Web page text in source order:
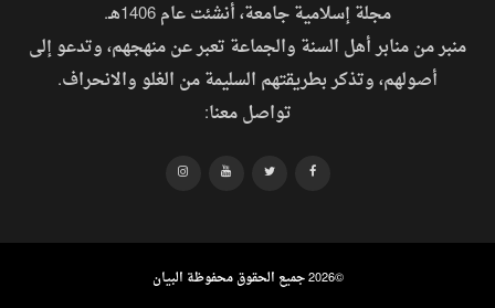
مجلة إسلامية جامعة، أنشئت عام 1406هـ.
منبر من منابر أهل السنة والجماعة تعبر عن منهجهم، وتدعو إلى
أصولهم، وتذكر بطريقتهم السليمة من الغلو والانحراف.
تواصل معنا:
©2026 جميع الحقوق محفوظة البيان